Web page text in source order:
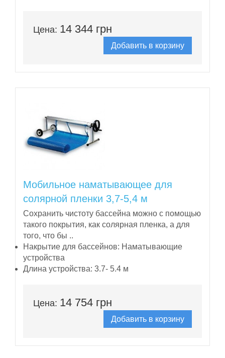
Цена: 14 344 грн
Добавить в корзину
Мобильное наматывающее для
солярной пленки 3,7-5,4 м
Сохранить чистоту бассейна можно с помощью
такого покрытия, как солярная пленка, а для
того, что бы ..
Накрытие для бассейнов: Наматывающие
устройства
Длина устройства: 3.7- 5.4 м
Цена: 14 754 грн
Добавить в корзину